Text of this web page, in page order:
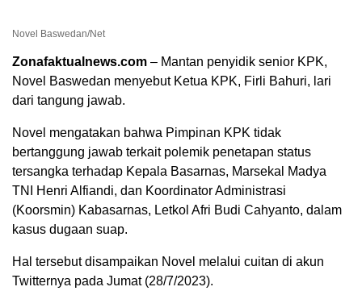
Novel Baswedan/Net
Zonafaktualnews.com – Mantan penyidik senior KPK,
Novel Baswedan menyebut Ketua KPK, Firli Bahuri, lari
dari tangung jawab.
Novel mengatakan bahwa Pimpinan KPK tidak
bertanggung jawab terkait polemik penetapan status
tersangka terhadap Kepala Basarnas, Marsekal Madya
TNI Henri Alfiandi, dan Koordinator Administrasi
(Koorsmin) Kabasarnas, Letkol Afri Budi Cahyanto, dalam
kasus dugaan suap.
Hal tersebut disampaikan Novel melalui cuitan di akun
Twitternya pada Jumat (28/7/2023).